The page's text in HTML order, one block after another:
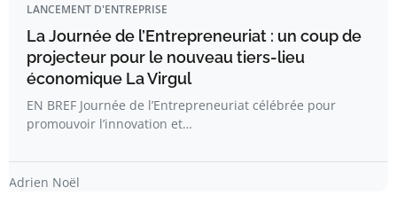
LANCEMENT D'ENTREPRISE
La Journée de l’Entrepreneuriat : un coup de
projecteur pour le nouveau tiers-lieu
économique La Virgul
EN BREF Journée de l’Entrepreneuriat célébrée pour
promouvoir l’innovation et…
Adrien Noël